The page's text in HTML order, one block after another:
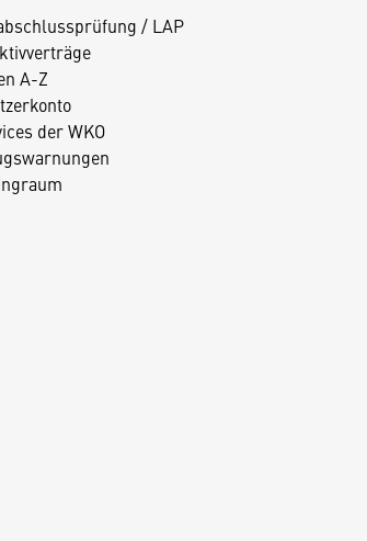
/ LAP
A-Z
der WKO